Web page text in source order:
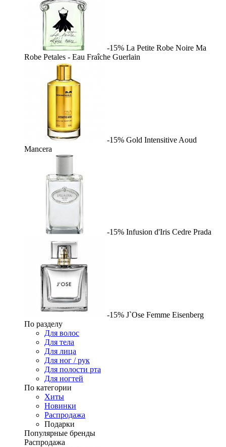
-15% La Petite Robe Noire Ma
Robe Petales - Eau Fraîche Guerlain
-15% Gold Intensitive Aoud
Mancera
-15% Infusion d'Iris Cedre Prada
-15% J`Ose Femme Eisenberg
По разделу
Для волос
Для тела
Для лица
Для ног / рук
Для полости рта
Для ногтей
По категории
Хиты
Новинки
Распродажа
Подарки
Популярные бренды
Распродажа